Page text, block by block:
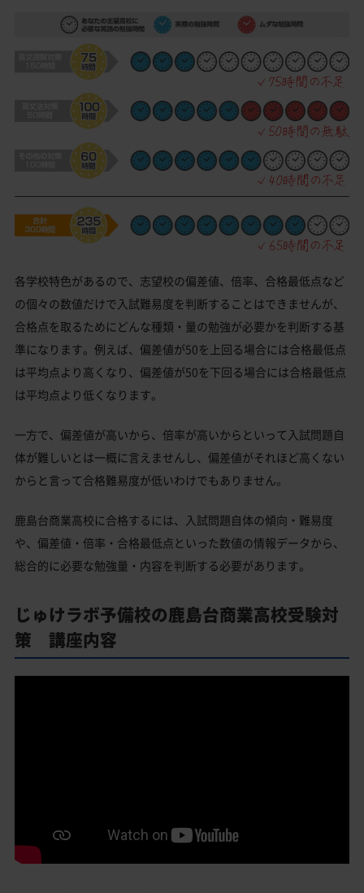
各学校特色があるので、志望校の偏差値、倍率、合格最低点など
の個々の数値だけで入試難易度を判断することはできませんが、
合格点を取るためにどんな種類・量の勉強が必要かを判断する基
準になります。例えば、偏差値が50を上回る場合には合格最低点
は平均点より高くなり、偏差値が50を下回る場合には合格最低点
は平均点より低くなります。
一方で、偏差値が高いから、倍率が高いからといって入試問題自
体が難しいとは一概に言えませんし、偏差値がそれほど高くない
からと言って合格難易度が低いわけでもありません。
鹿島台商業高校に合格するには、入試問題自体の傾向・難易度
や、偏差値・倍率・合格最低点といった数値の情報データから、
総合的に必要な勉強量・内容を判断する必要があります。
じゅけラボ予備校の鹿島台商業高校受験対
策 講座内容